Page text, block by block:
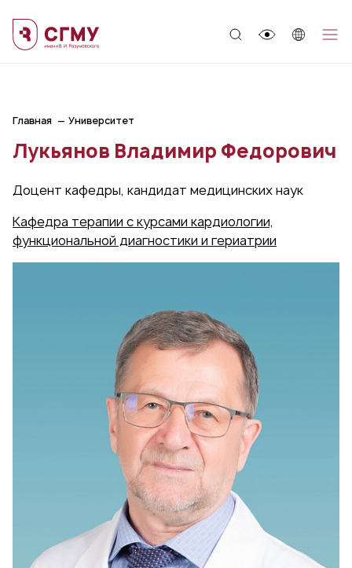
Главная Университет
Лукьянов Владимир Федорович
Доцент кафедры, кандидат медицинских наук
Кафедра терапии с курсами кардиологии,
функциональной диагностики и гериатрии